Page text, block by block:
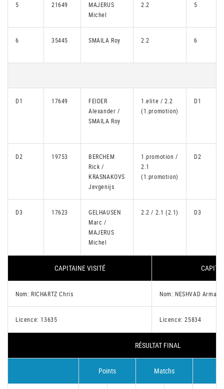
5 21649
MAJERUS
Michel
2.2 5
6 35445 SMAILA Roy 2.2 6
D1 17649
FEIDER
Alexander /
SMAILA Roy
1.elite / 2.2
(1.promotion)
D1
D2 19753
BERCHEM
Rick /
KRASNAKOVS
Jevgenijs
1.promotion /
2.1
(1.promotion)
D2
D3 17623
GELHAUSEN
Marc /
MAJERUS
Michel
2.2 / 2.1 (2.1) D3
CAPITAINE VISITÉ
Nom: RICHARTZ Chris Nom: NESHVAD Armand
Licence: 13635 Licence: 25834
RÉSULTAT FINAL
Points Matchs